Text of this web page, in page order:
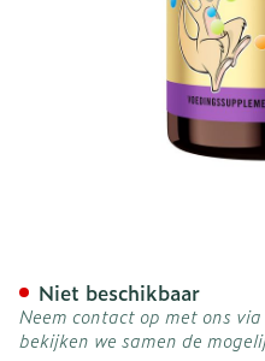
Niet beschikbaar
Neem contact op met ons
bekijken we samen de